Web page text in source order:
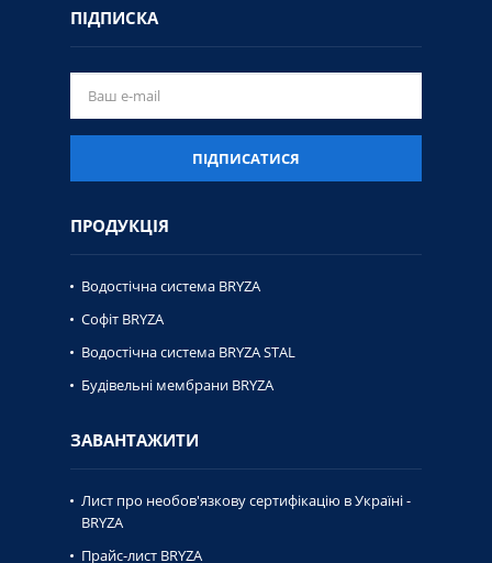
ПІДПИСКА
ПІДПИСАТИСЯ
ПРОДУКЦІЯ
Водостічна система BRYZA
Софіт BRYZA
Водостічна система BRYZA STAL
Будівельні мембрани BRYZA
ЗАВАНТАЖИТИ
Лист про необов'язкову сертифікацію в Україні -
BRYZA
Прайс-лист BRYZA